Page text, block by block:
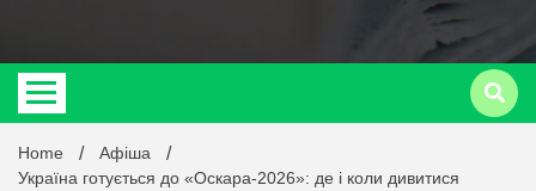
Home
Афіша
Україна готується до «Оскара-2026»: де і коли дивитися